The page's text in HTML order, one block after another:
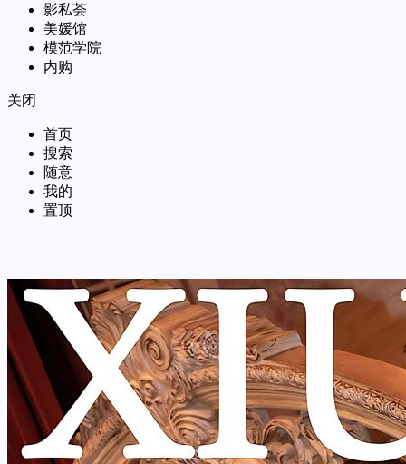
影私荟
美媛馆
模范学院
内购
关闭
首页
搜索
随意
我的
置顶